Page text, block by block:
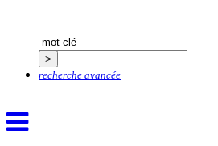
recherche avancée